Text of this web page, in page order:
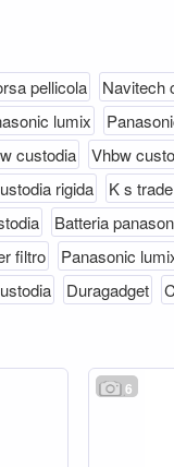
pellicola
Navitech
lumix
custodia
Vhbw
rigida
K s
Batteria
filtro
Panasonic
Duragadget
6